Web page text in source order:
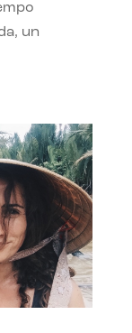
un